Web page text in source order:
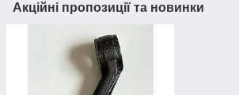
Акційні пропозиції та новинки